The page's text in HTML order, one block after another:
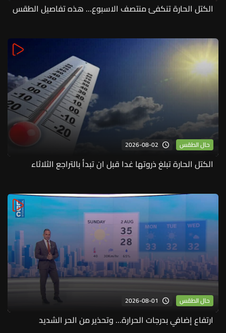
الكتل الحارة تنكفئ منتصف الاسبوع... هذه تفاصيل الطقس
حال الطقس 2026-08-02
الكتل الحارة تبلغ ذروتها غدا قبل ان تبدأ بالتراجع الثلاثاء
حال الطقس 2026-08-01
ارتفاع إضافي بدرجات الحرارة... وتحذير من الحر الشديد